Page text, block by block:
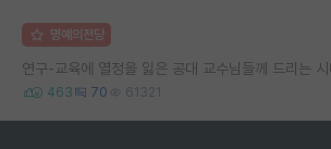
명예의전당
463 70 61321